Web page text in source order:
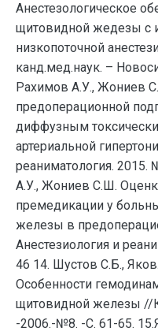
Анестезологическое
щитовидной жедезы с
низкопоточной
канд.мед.наук. –
Рахимов А.У., Жониев
предоперационной
диффузным
артериальной
реаниматология. 2015.
А.У., Жониев С.Ш.
премедикации у
железы в
Анестезиология и
46 14. Шустов С.Б.,
Особенности
щитовидной железы //
-2006.-№8. -С. 61-65.